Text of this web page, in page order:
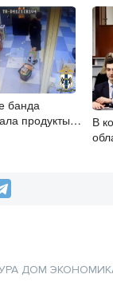
банда
продукты
В
ДОМ